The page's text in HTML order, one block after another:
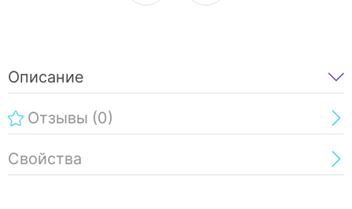
Описание
Отзывы (0)
Свойства